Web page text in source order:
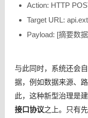
Action: HTTP
Target URL:
Payload: [摘要数
与此同时，系统还会
据，例如数据来源、
此，这种新型治理是
接口协议之上。只有